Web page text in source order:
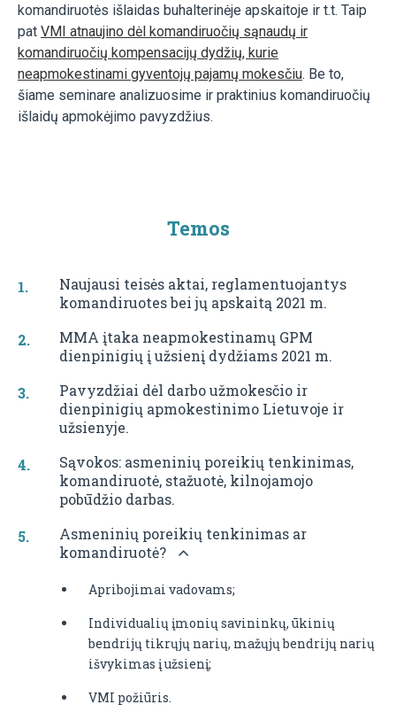
komandiruotės išlaidas buhalterinėje apskaitoje ir t.t. Taip
pat VMI atnaujino dėl komandiruočių sąnaudų ir
komandiruočių kompensacijų dydžių, kurie
neapmokestinami gyventojų pajamų mokesčiu. Be to,
šiame seminare analizuosime ir praktinius komandiruočių
išlaidų apmokėjimo pavyzdžius.
Temos
Naujausi teisės aktai, reglamentuojantys
komandiruotes bei jų apskaitą 2021 m.
MMA įtaka neapmokestinamų GPM
dienpinigių į užsienį dydžiams 2021 m.
Pavyzdžiai dėl darbo užmokesčio ir
dienpinigių apmokestinimo Lietuvoje ir
užsienyje.
Sąvokos: asmeninių poreikių tenkinimas,
komandiruotė, stažuotė, kilnojamojo
pobūdžio darbas.
Asmeninių poreikių tenkinimas ar
komandiruotė?
Apribojimai vadovams;
Individualių įmonių savininkų, ūkinių
bendrijų tikrųjų narių, mažųjų bendrijų narių
išvykimas į užsienį;
VMI požiūris.